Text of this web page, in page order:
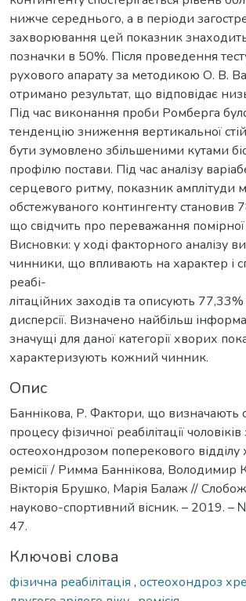
нижче середнього, а в періоди
захворювання цей показник
позначки в 50%. Після проведення
рухового апарату за методикою О. В.
отримано результат, що відповідає
Під час виконання проби Ромберга
тенденцію зниження вертикальної
бути зумовлено збільшеними кутами
профілю постави. Під час аналізу
серцевого ритму, показник амплітуди
обстежуваного контингенту становив
що свідчить про переважання помірної
Висновки: у ході факторного аналізу
чинники, що впливають на характер і
реабі-
літаційних заходів та описують 77,33%
дисперсії. Визначено найбільш
значущі для даної категорії хворих
характеризують кожний чинник.
Опис
Баннікова, Р. Фактори, що визначають
процесу фізичної реабілітації чоловіків
остеохондрозом поперекового відділу
ремісії / Римма Баннікова, Володимир
Вікторія Брушко, Марія Балаж //
науково-спортивний вісник. – 2019. –
47.
Ключові слова
фізична реабілітація , остеохондроз